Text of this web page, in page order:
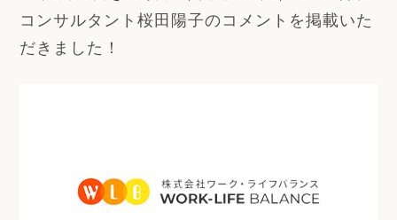
コンサルタント桜田陽子のコメントを掲載いた
だきました！